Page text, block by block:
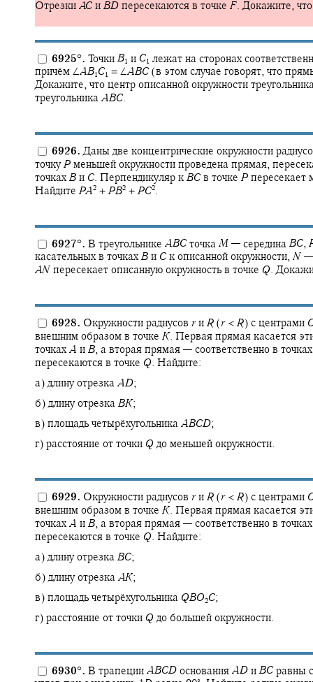
Отрезки AC и BD пересекаются в точке F. Докажите,
6925°. Точки B1 и C1 лежат на сторонах
причём ∠AB1 C1 = ∠ABC (в этом случае говорят, что
Докажите, что центр описанной окружности
треугольника ABC.
6926. Даны две концентрические окружности
точкуP меньшей окружности проведена прямая,
точках B и C. Перпендикуляр к BC в точке P пересекает
Найдите PA2 + PB2 + PC2.
6927°. В треугольнике ABC точка M — середина BC,
касательных в точках B и C к описанной окружности, N —
AN пересекает описанную окружность в точке Q.
6928. Окружности радиусов rи R (r< R) с центрами
внешним образом в точке K. Первая прямая касается
точках A и B, а вторая прямая — соответственно в
пересекаются в точке Q. Найдите:
а) длину отрезка AD;
б) длину отрезка BK;
в) площадь четырёхугольника ABCD;
г) расстояние от точки Qдо меньшей окружности.
6929. Окружности радиусов rи R (r< R) с центрами
внешним образом в точке K. Первая прямая касается
точках A и B, а вторая прямая — соответственно в
пересекаются в точке Q. Найдите:
а) длину отрезка BC;
б) длину отрезка AK;
в) площадь четырёхугольника QBO2C;
г) расстояние от точки Qдо большей окружности.
6930°. В трапеции ABCD основания AD и BC равны